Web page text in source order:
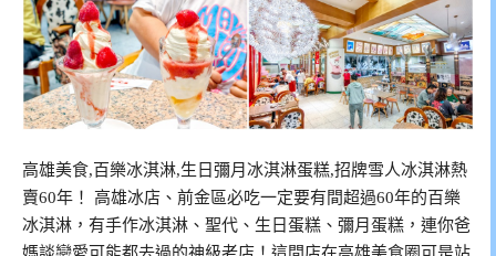
高雄美食,百樂冰淇淋,生日彌月冰淇淋蛋糕,招牌雪人冰淇淋熱
賣60年！ 高雄冰店、前金區必吃一定要有間超過60年的百樂
冰淇淋，有手作冰淇淋、聖代、生日蛋糕、彌月蛋糕，連你爸